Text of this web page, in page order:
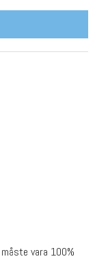
vara 100%